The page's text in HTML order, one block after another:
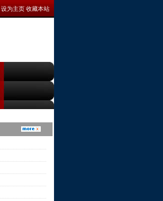
设为主页 收藏本站